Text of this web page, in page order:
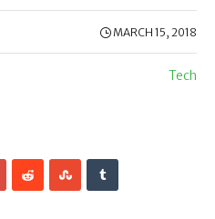
MARCH 15, 2018
Tech